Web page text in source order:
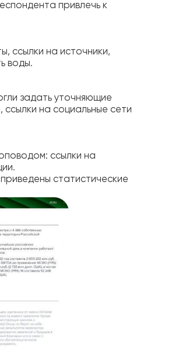
привлечь к
ссылки на источники,
воды.
задать уточняющие
на социальные сети
ссылки на
статистические